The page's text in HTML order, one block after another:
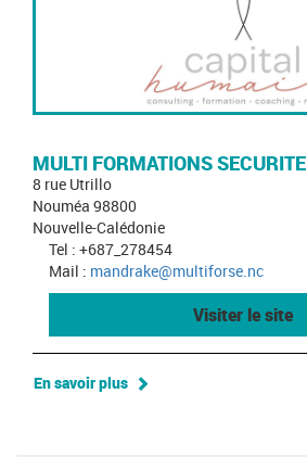
MULTI FORMATIONS SECURITE
8 rue Utrillo
Nouméa 98800
Nouvelle-Calédonie
Tel : +687_278454
Mail : mandrake@multiforse.nc
Visiter le site
En savoir plus